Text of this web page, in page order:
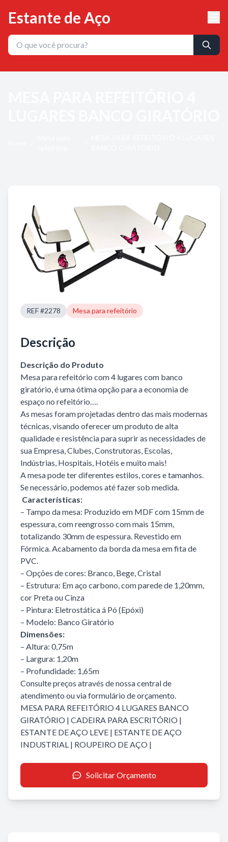
Estante de Aço
REF #2278 Mesa para refeitório
Descrição
Descrição do Produto
Mesa para refeitório com 4 lugares com banco
giratório, é uma ótima opção para a economia de
espaço no refeitório….
As mesas foram projetadas dentro das mais modernas
técnicas, visando oferecer um produto de alta
qualidade e resistência para suprir as necessidades de
sua Empresa, Clubes, Construtoras, Escolas,
Indústrias, Hospitais, Hotéis e muito mais!
A mesa pode ter diferentes estilos, cores e tamanhos.
Se necessário, podemos até fazer sob medida.
Características:
– Tampo da mesa: Produzido em MDF com 15mm de
espessura, com reengrosso com mais 15mm,
totalizando 30mm de espessura. Revestido em
Fórmica. Acabamento da borda da mesa em fita de
PVC.
– Opções de cores: Branco, Bege, Cristal
– Estrutura: Em aço carbono, com parede de 1,20mm,
cor Preta ou Cinza
– Pintura: Eletrostática á Pó (Epóxi)
– Modelo: Banco Giratório
Dimensões:
– Altura: 0,75m
– Largura: 1,20m
– Profundidade: 1,65m
Consulte preços através de nossa central de
atendimento ou via formulário de orçamento.
MESA PARA REFEITÓRIO 4 LUGARES BANCO
GIRATÓRIO | CADEIRA PARA ESCRITÓRIO |
ESTANTE DE AÇO LEVE | ESTANTE DE AÇO
INDUSTRIAL | ROUPEIRO DE AÇO |
Solicitar Orçamento